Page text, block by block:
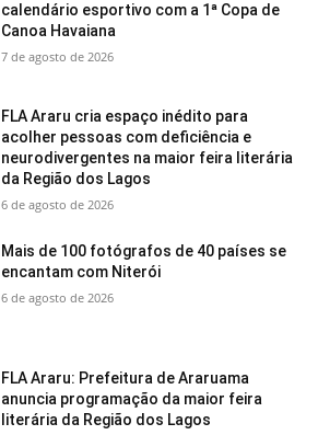
calendário esportivo com a 1ª Copa de
Canoa Havaiana
7 de agosto de 2026
FLA Araru cria espaço inédito para
acolher pessoas com deficiência e
neurodivergentes na maior feira literária
da Região dos Lagos
6 de agosto de 2026
Mais de 100 fotógrafos de 40 países se
encantam com Niterói
6 de agosto de 2026
FLA Araru: Prefeitura de Araruama
anuncia programação da maior feira
literária da Região dos Lagos